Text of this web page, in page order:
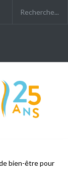
bien-être pour